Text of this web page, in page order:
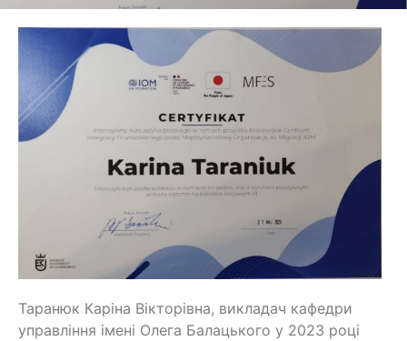
Таранюк Каріна Вікторівна, викладач кафедри
управління імені Олега Балацького у 2023 році